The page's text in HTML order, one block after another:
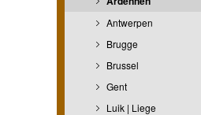
Antwerpen
Brugge
Brussel
Gent
Luik | Liege